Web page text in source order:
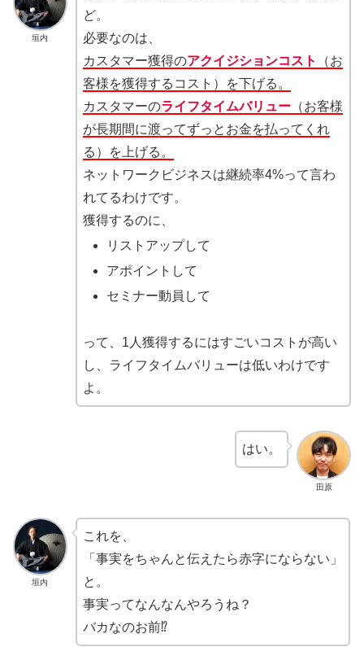
垣内
ど。
必要なのは、
カスタマー獲得のアクイジションコスト
（お
客様を獲得するコスト）を下げる。
カスタマーのライフタイムバリュー（お客様
が長期間に渡ってずっとお金を払ってくれ
る）を上げる。
ネットワークビジネスは継続率4%って言わ
れてるわけです。
獲得するのに、
リストアップして
アポイントして
セミナー動員して
って、1人獲得するにはすごいコストが高い
し、ライフタイムバリューは低いわけです
よ。
田原
はい。
垣内
これを、
「事実をちゃんと伝えたら赤字にならない」
と。
事実ってなんなんやろうね？
バカなのお前⁉️